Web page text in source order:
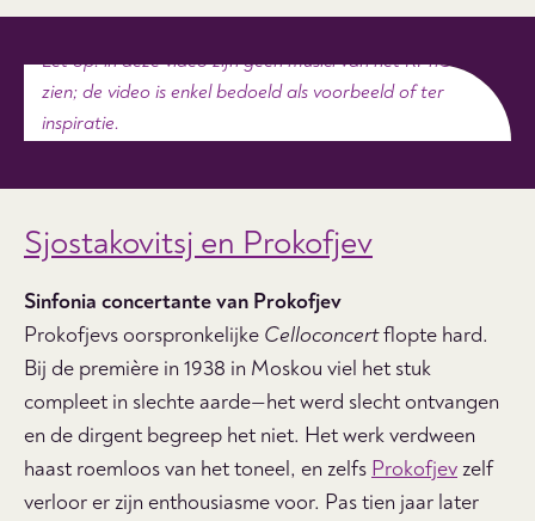
Let op: in deze video zijn geen musici van het RPhO te
zien; de video is enkel bedoeld als voorbeeld of ter
inspiratie.
Sjostakovitsj en Prokofjev
Sinfonia concertante van Prokofjev
Prokofjevs oorspronkelijke Celloconcertflopte hard.
Bij de première in 1938 in Moskou viel het stuk
compleet in slechte aarde—het werd slecht ontvangen
en de dirgent begreep het niet. Het werk verdween
haast roemloos van het toneel, en zelfs Prokofjevzelf
verloor er zijn enthousiasme voor. Pas tien jaar later